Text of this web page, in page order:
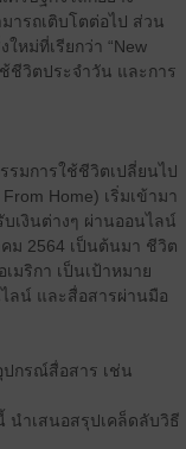
ารถเติบโตต่อไป ส่วน
หม่ที่เรียกว่า “New
ชีวิตประจำวัน และการ
รมการใช้ชีวิตเปลี่ยนไป
Home) เริ่มเข้ามา
เงินต่างๆ ผ่านออนไลน์
ม 2564 เป็นต้นมา ชีวิต
มริกา เป็นเป้าหมาย
ลน์ และสื่อสารผ่านมือ
ปกรณ์สื่อสาร เช่น
นำเสนอสรุปเคล็ดลับวิธี